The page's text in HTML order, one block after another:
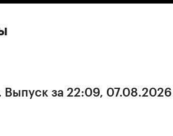
Выпуск за 22:09, 07.08.2026